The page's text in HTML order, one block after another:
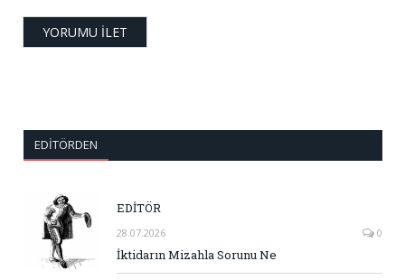
EDITÖRDEN
EDİTÖR
28.07.2026 0
İktidarın Mizahla Sorunu Ne